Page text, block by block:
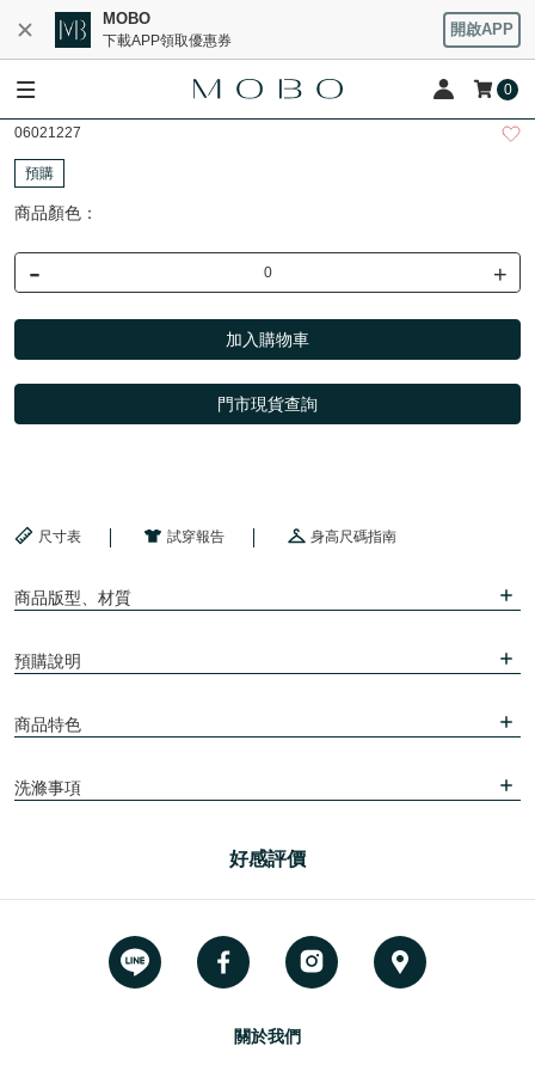
MOBO
下載APP領取優惠券
開啟APP
0
06021227
預購
商品顏色：
- +
加入購物車
門市現貨查詢
尺寸表 試穿報告 身高尺碼指南
商品版型、材質
預購說明
商品特色
洗滌事項
好感評價
關於我們